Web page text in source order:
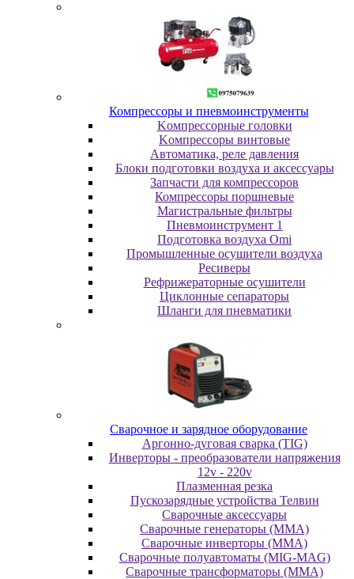
Компрессоры и пневмоинструменты
Koмпpeccopныe гoлoвки
Koмпpeccopы винтoвыe
Автоматика, реле давления
Блоки подготовки воздуха и аксессуары
Запчасти для компрессоров
Компрессоры поршневые
Магистральные фильтры
Пневмоинструмент 1
Подготовка воздуха Omi
Промышленные осушители воздуха
Ресиверы
Рефрижераторные осушители
Циклонные сепараторы
Шланги для пневматики
Cвapoчнoe и зарядное оборудование
Аргонно-дуговая сварка (TIG)
Инверторы - преобразователи напряжения
12v - 220v
Плазменная резка
Пускозарядные устройства Телвин
Сварочные аксессуары
Сварочные генераторы (MMA)
Сварочные инверторы (MMA)
Сварочные полуавтоматы (MIG-MAG)
Сварочные трансформаторы (MMA)